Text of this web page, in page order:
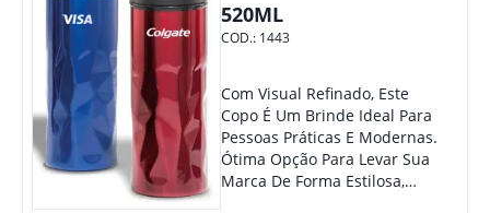
520ML
COD.: 1443
Com Visual Refinado, Este
Copo É Um Brinde Ideal Para
Pessoas Práticas E Modernas.
Ótima Opção Para Levar Sua
Marca De Forma Estilosa,